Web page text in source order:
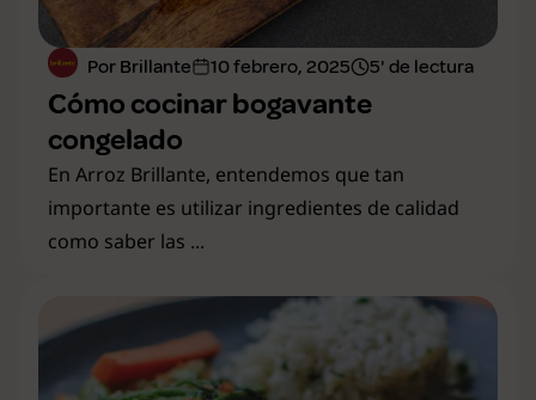
Por Brillante 10 febrero, 2025 5' de lectura
Cómo cocinar bogavante
congelado
En Arroz Brillante, entendemos que tan
importante es utilizar ingredientes de calidad
como saber las ...